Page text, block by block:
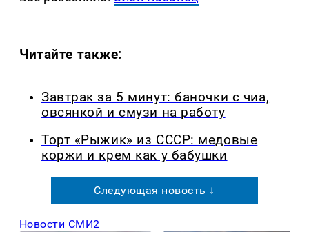
Читайте также:
Завтрак за 5 минут: баночки с чиа,
овсянкой и смузи на работу
Торт «Рыжик» из СССР: медовые
коржи и крем как у бабушки
Следующая новость ↓
Новости СМИ2